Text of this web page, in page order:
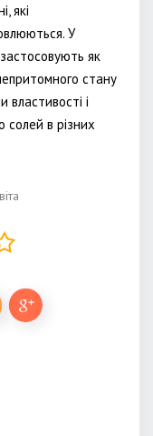
які
У
як
стану
властивості і
солей в різних